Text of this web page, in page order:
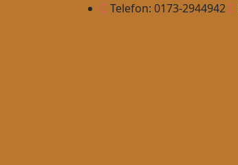
Telefon: 0173-2944942